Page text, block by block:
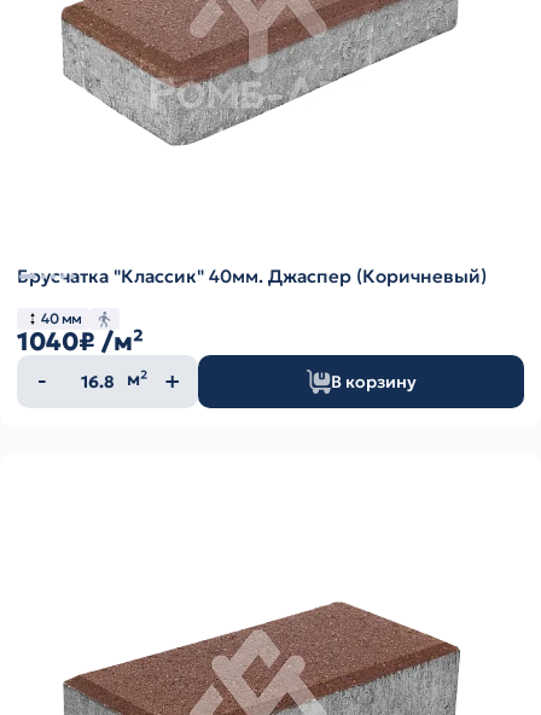
Брусчатка "Классик" 40мм. Джаспер (Коричневый)
40 мм
1040₽ /м²
Количество
товара
м² В корзину